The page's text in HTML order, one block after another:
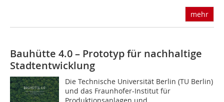
mehr
Bauhütte 4.0 – Prototyp für nachhaltige
Stadtentwicklung
Die Technische Universität Berlin (TU Berlin)
und das Fraunhofer-Institut für